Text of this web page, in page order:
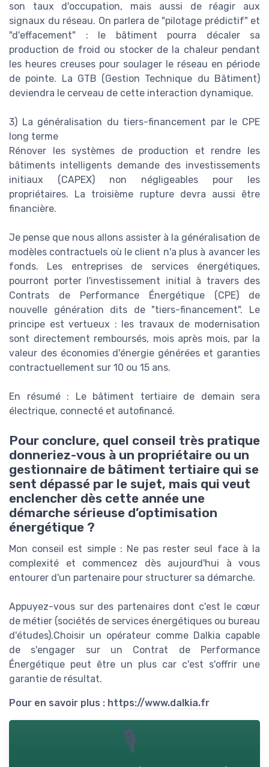
son taux d'occupation, mais aussi de réagir aux
signaux du réseau. On parlera de "pilotage prédictif" et
"d'effacement" : le bâtiment pourra décaler sa
production de froid ou stocker de la chaleur pendant
les heures creuses pour soulager le réseau en période
de pointe. La GTB (Gestion Technique du Bâtiment)
deviendra le cerveau de cette interaction dynamique.
3) La généralisation du tiers-financement par le CPE
long terme
Rénover les systèmes de production et rendre les
bâtiments intelligents demande des investissements
initiaux (CAPEX) non négligeables pour les
propriétaires. La troisième rupture devra aussi être
financière.
Je pense que nous allons assister à la généralisation de
modèles contractuels où le client n'a plus à avancer les
fonds. Les entreprises de services énergétiques,
pourront porter l'investissement initial à travers des
Contrats de Performance Énergétique (CPE) de
nouvelle génération dits de "tiers-financement". Le
principe est vertueux : les travaux de modernisation
sont directement remboursés, mois après mois, par la
valeur des économies d'énergie générées et garanties
contractuellement sur 10 ou 15 ans.
En résumé : Le bâtiment tertiaire de demain sera
électrique, connecté et autofinancé.
Pour conclure, quel conseil très pratique
donneriez-vous à un propriétaire ou un
gestionnaire de bâtiment tertiaire qui se
sent dépassé par le sujet, mais qui veut
enclencher dès cette année une
démarche sérieuse d’optimisation
énergétique ?
Mon conseil est simple : Ne pas rester seul face à la
complexité et commencez dès aujourd'hui à vous
entourer d'un partenaire pour structurer sa démarche.
Appuyez-vous sur des partenaires dont c'est le cœur
de métier (sociétés de services énergétiques ou bureau
d'études).Choisir un opérateur comme Dalkia capable
de s'engager sur un Contrat de Performance
Énergétique peut être un plus car c'est s'offrir une
garantie de résultat.
Pour en savoir plus : https://www.dalkia.fr
🎙